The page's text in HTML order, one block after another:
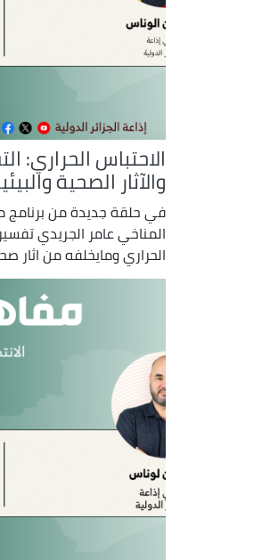
الاحتباس الحراري:
والآثار الصحية
في حلقة جديدة من برنامج
المناخي عامر الجريدي
الحراري ومايخلفه من اثار